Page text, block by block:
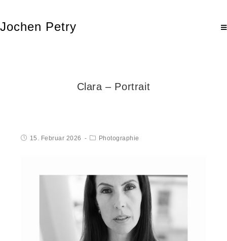
Jochen Petry
Clara – Portrait
15. Februar 2026 Photographie